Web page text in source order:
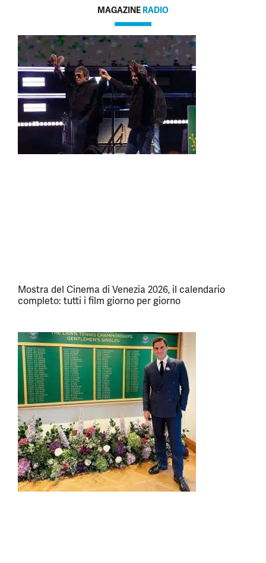
MAGAZINE RADIO
Mostra del Cinema di Venezia 2026, il calendario
completo: tutti i film giorno per giorno